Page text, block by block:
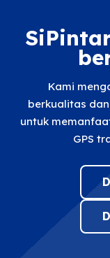
Kami
berkualitas
untuk
GPS